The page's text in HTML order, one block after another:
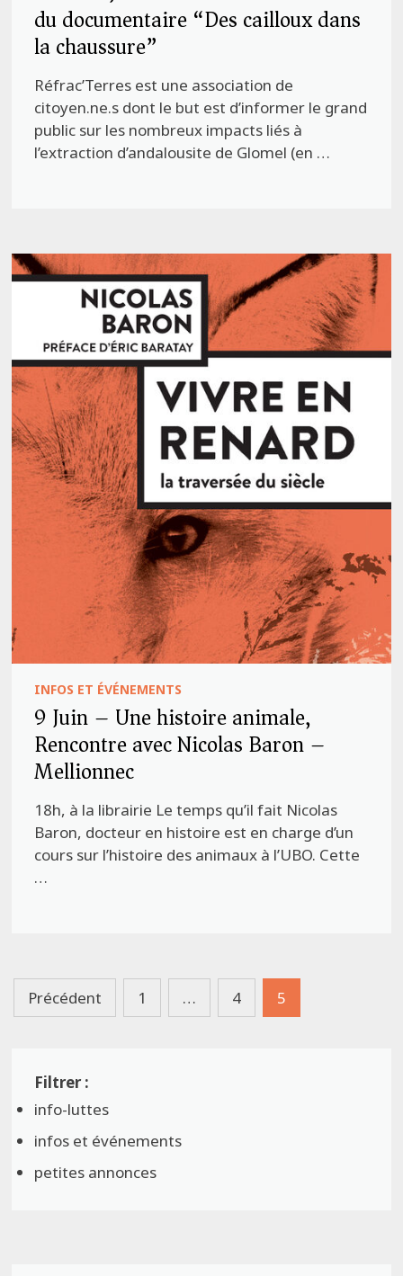
du documentaire “Des cailloux dans
la chaussure”
Réfrac’Terres est une association de
citoyen.ne.s dont le but est d’informer le grand
public sur les nombreux impacts liés à
l’extraction d’andalousite de Glomel (en …
INFOS ET ÉVÉNEMENTS
9 Juin – Une histoire animale,
Rencontre avec Nicolas Baron –
Mellionnec
18h, à la librairie Le temps qu’il fait Nicolas
Baron, docteur en histoire est en charge d’un
cours sur l’histoire des animaux à l’UBO. Cette
…
Pagination
des
Précédent 1 … 4 5
info-luttes
infos et événements
petites annonces